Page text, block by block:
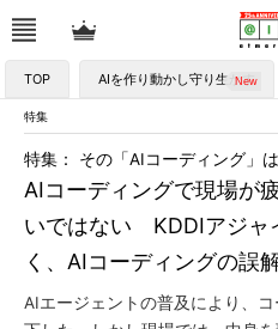
TOP AIを作り動かし守り生かす
特集
AIコーディングで現場が
いではない KDDIアジャ
く、AIコーディングの誤
特集： その「AIコーディング」
AIエージェントの普及により、